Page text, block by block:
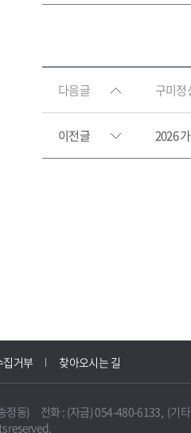
다음글 구미
이전글 2026
집거부 찾아오시는 길
정동) 전화 : (자금) 054-480-6133, (기
reserved.